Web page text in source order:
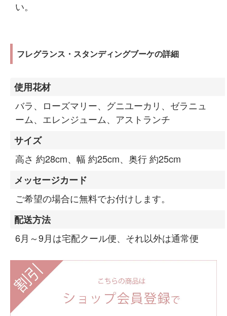
い。
フレグランス・スタンディングブーケの詳細
使用花材
バラ、ローズマリー、グニユーカリ、ゼラニュ
ーム、エレンジューム、アストランチ
サイズ
高さ 約28cm、幅 約25cm、奥行 約25cm
メッセージカード
ご希望の場合に無料でお付けします。
配送方法
6月～9月は宅配クール便、それ以外は通常便